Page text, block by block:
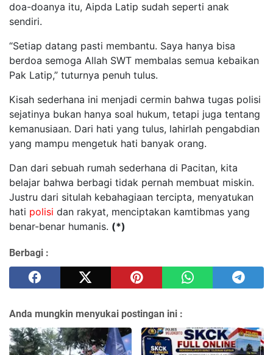
doa-doanya itu, Aipda Latip sudah seperti anak
sendiri.
“Setiap datang pasti membantu. Saya hanya bisa
berdoa semoga Allah SWT membalas semua kebaikan
Pak Latip,” tuturnya penuh tulus.
Kisah sederhana ini menjadi cermin bahwa tugas polisi
sejatinya bukan hanya soal hukum, tetapi juga tentang
kemanusiaan. Dari hati yang tulus, lahirlah pengabdian
yang mampu mengetuk hati banyak orang.
Dan dari sebuah rumah sederhana di Pacitan, kita
belajar bahwa berbagi tidak pernah membuat miskin.
Justru dari situlah kebahagiaan tercipta, menyatukan
hati polisi dan rakyat, menciptakan kamtibmas yang
benar-benar humanis. (*)
Berbagi :
Anda mungkin menyukai postingan ini :